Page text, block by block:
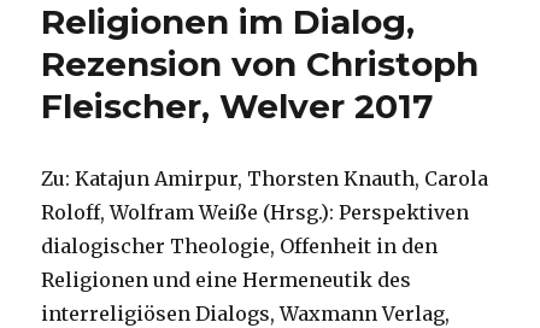
Religionen im Dialog,
Rezension von Christoph
Fleischer, Welver 2017
Zu: Katajun Amirpur, Thorsten Knauth, Carola
Roloff, Wolfram Weiße (Hrsg.): Perspektiven
dialogischer Theologie, Offenheit in den
Religionen und eine Hermeneutik des
interreligiösen Dialogs, Waxmann Verlag,